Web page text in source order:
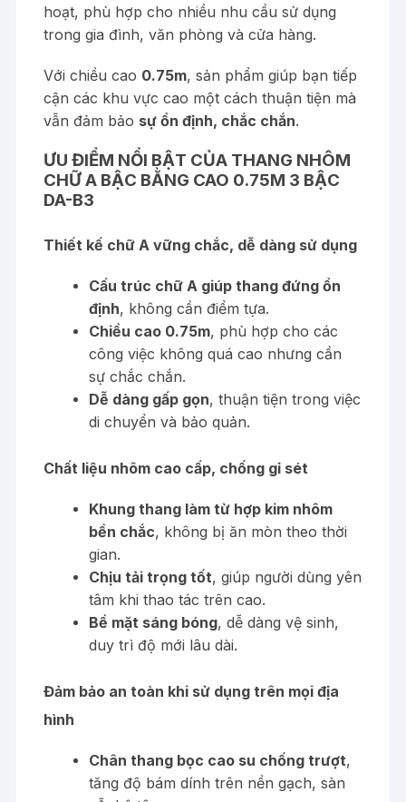
hoạt, phù hợp cho nhiều nhu cầu sử dụng
trong gia đình, văn phòng và cửa hàng.
Với chiều cao 0.75m, sản phẩm giúp bạn tiếp
cận các khu vực cao một cách thuận tiện mà
vẫn đảm bảo sự ổn định, chắc chắn.
ƯU ĐIỂM NỔI BẬT CỦA THANG NHÔM
CHỮ A BẬC BẰNG CAO 0.75M 3 BẬC
DA-B3
Thiết kế chữ A vững chắc, dễ dàng sử dụng
Cấu trúc chữ A giúp thang đứng ổn
định, không cần điểm tựa.
Chiều cao 0.75m, phù hợp cho các
công việc không quá cao nhưng cần
sự chắc chắn.
Dễ dàng gấp gọn, thuận tiện trong việc
di chuyển và bảo quản.
Chất liệu nhôm cao cấp, chống gỉ sét
Khung thang làm từ hợp kim nhôm
bền chắc, không bị ăn mòn theo thời
gian.
Chịu tải trọng tốt, giúp người dùng yên
tâm khi thao tác trên cao.
Bề mặt sáng bóng, dễ dàng vệ sinh,
duy trì độ mới lâu dài.
Đảm bảo an toàn khi sử dụng trên mọi địa
hình
Chân thang bọc cao su chống trượt,
tăng độ bám dính trên nền gạch, sàn